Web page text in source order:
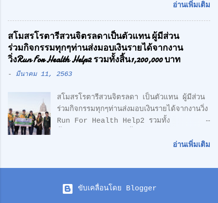
ความเรียบง่าย คือ สูงสุดแห่งสุนทรียภาพ เรา
Design วัสดุทุกชิ้น ถูกเลือกอย่างตั้งใจ เพื่อ
ความลงตัว และมีระดับ " สำหรับโครงการนี้
ตั้งอยู่บน ถนนเลียบทางด่วนวงแหวนรอบนอก
(ลำลูกกา) สุดยอดทำเลแห่งอนา...
สื่อมวลชน หลังถูกกลุ่มชายฉกรรจ์เข้ามาคุกคาม
ตาบอด เดินทางไปยื่นหนังสือถึงนายเศรษฐา ทวี
สิน นายกรัฐมนตรี เรียกร้องขอความเป็นธรรม
และให้ตรวจสอบการฮุบโควตาสลากกินแบ่ง
รัฐบาล จำนวน 2,647 เล่ม ของนักกีฬาคน
สมาชิกรับสลากฯกับ สมาชิกสามัญของสมาคม
กีฬาคนตาบอดแห่งประเทศไทย ตามที่มีการเสนอ
ข่าวไปก่อนหน้านี้ ล่าสุด นายอำนวย กลิ่นอยู่
พร้อมด้วย นายกองตรีดร.สุธน จิตร์มั่น
ประธานที่ปรึกษาสมาคมฯ และพลโท ถาวร ไทย
เยี่ยมชมการแจกจ่ายสลากกินแบ่งรัฐบาล ของ
อ่านเพิ่มเติม
สโมสรโรตารีสวนจิตรลดาเป็นตัวแทน ผู้มีส่วน
ร่วมกิจกรรมทุกๆท่านส่งมอบเงินรายได้จากงาน
วิ่งRun For Health Help2 รวมทั้งสิ้น1,200,000 บาท
- มีนาคม 11, 2563
สโมสรโรตารีสวนจิตรลดา เป็นตัวแทน ผู้มีส่วน
ร่วมกิจกรรมทุกๆท่านส่งมอบเงินรายได้จากงานวิ่ง
Run For Health Help2 รวมทั้ง
รพ.สมเด็จพระบรมราชเทวีฯหน่วยงานทหารเรือ
ทีมจักรยานกู้ชีพ ดร.ศักดิ์ศิษฏ์ เจนกุลประสูตร
วันที่ 9 มีนาคมที่ผ่านมาได้เป็นตัวเเทนเดินทาง
อ่านเพิ่มเติม
ขับเคลื่อนโดย Blogger